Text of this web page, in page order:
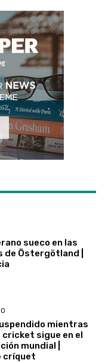
sueco en las
Östergötland |
mientras
sigue en el
mundial |
críquet